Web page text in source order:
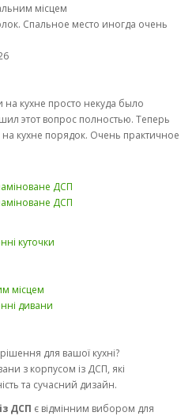
місцем
Спальное место иногда очень
кухне просто некуда было
этот вопрос полностью. Теперь
кухне порядок. Очень практичное
ДСП
ДСП
куточки
місцем
дивани
для вашої кухні?
з корпусом із ДСП, які
та сучасний дизайн.
ДСП є відмінним вибором для